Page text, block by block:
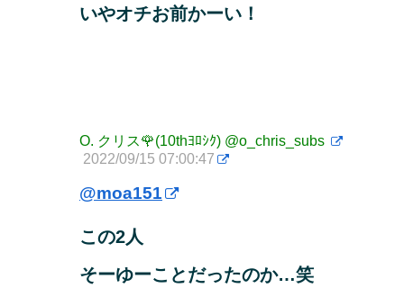
いやオチお前かーい！
O. クリス🌹(10thﾖﾛｼｸ) @o_chris_subs
2022/09/15 07:00:47
@moa151
この2人
そーゆーことだったのか…笑